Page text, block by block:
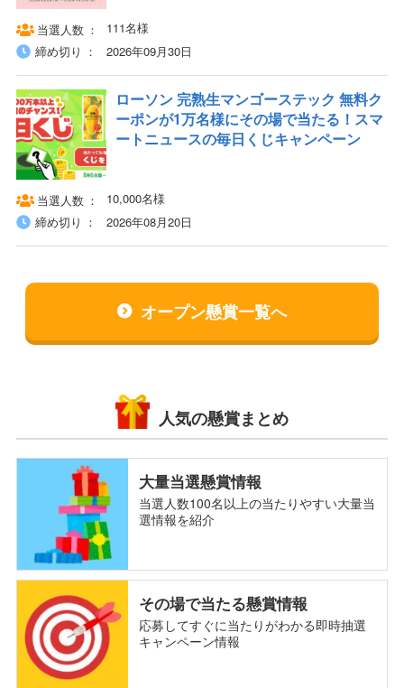
当選人数
111名様
締め切り
2026年09月30日
ローソン 完熟生マンゴーステック 無料ク
ーポンが1万名様にその場で当たる！スマ
ートニュースの毎日くじキャンペーン
当選人数
10,000名様
締め切り
2026年08月20日
オープン懸賞一覧へ
人気の懸賞まとめ
大量当選懸賞情報
当選人数100名以上の当たりやすい大量当
選情報を紹介
その場で当たる懸賞情報
応募してすぐに当たりがわかる即時抽選
キャンペーン情報